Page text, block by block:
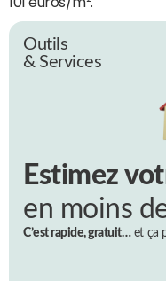
Outils
& Services
Estimez
en moins
C’est rapide, gratuit…et ça